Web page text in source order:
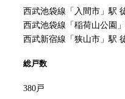
西武池袋線「入間市」駅
西武池袋線「稲荷山公園
西武新宿線「狭山市」駅
総戸数
380戸